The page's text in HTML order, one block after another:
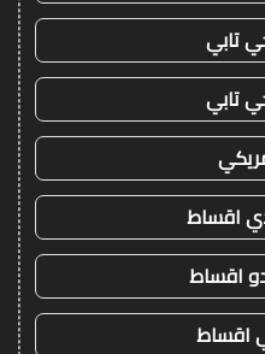
تابي
تابي
اقساط
اقساط
اقساط